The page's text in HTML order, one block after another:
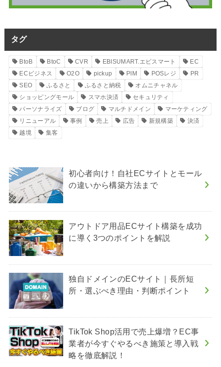
タグ
BtoB BtoC CVR EBISUMART.エビスマート
EC
ECビジネス
O2O pickup PIM POSレジ
PR
SEO
ふるさと ふるさと納税
オムニチャネル
ショッピングモール
スマホ決済
セキュリティ
パーソナライズ
ブログ マルチドメイン
マーケティング
リニューアル
事例 売上 広告 新規構築
決済
越境
集客
初心者向け！自社ECサイトとモール
の違いから構築方法まで
アウトドア用品ECサイト構築を成功
に導く3つのポイントを解説
独自ドメインのECサイト｜長所短
所・選ぶべき理由・判断ポイント
TikTok Shop活用で売上爆増？EC事
業者が今すぐやるべき施策と導入戦
略を徹底解説！